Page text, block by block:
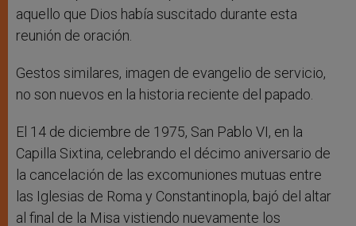
aquello que Dios había suscitado durante esta
reunión de oración.
Gestos similares, imagen de evangelio de servicio,
no son nuevos en la historia reciente del papado.
El 14 de diciembre de 1975, San Pablo VI, en la
Capilla Sixtina, celebrando el décimo aniversario de
la cancelación de las excomuniones mutuas entre
las Iglesias de Roma y Constantinopla, bajó del altar
al final de la Misa vistiendo nuevamente los